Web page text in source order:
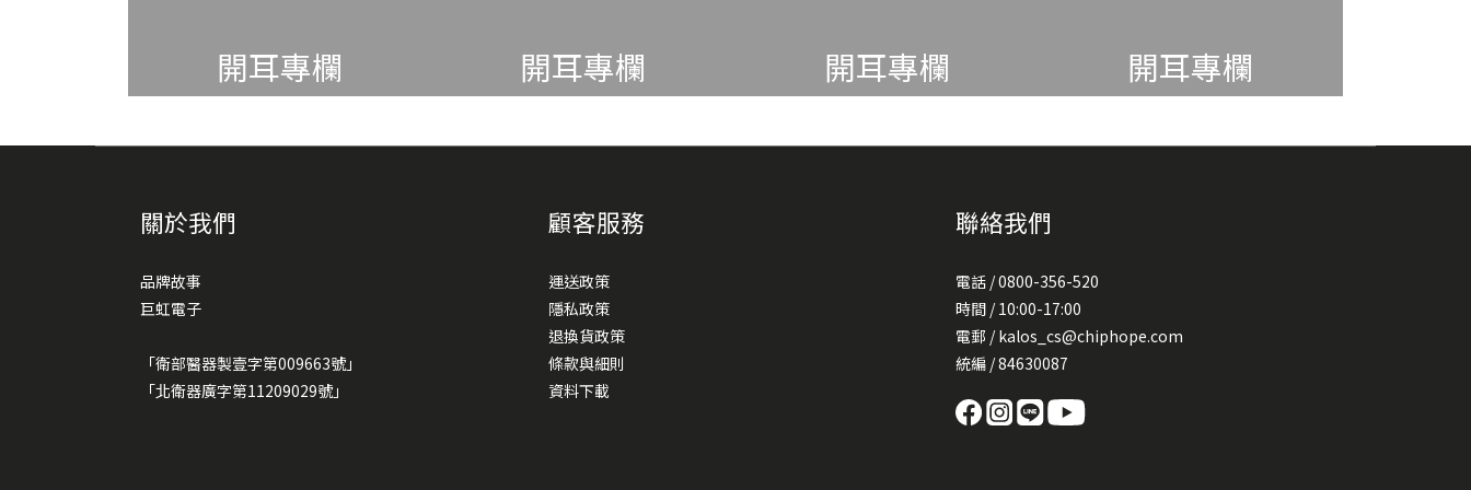
開耳專欄 開耳專欄 開耳專欄 開耳專欄
關於我們
品牌故事
巨虹電子
「衛部醫器製壹字第009663號」
「北衛器廣字第11209029號」
顧客服務
運送政策
隱私政策
退換貨政策
條款與細則
資料下載
聯絡我們
電話 / 0800-356-520
時間 / 10:00-17:00
電郵 / kalos_cs@chiphope.com
統編 / 84630087